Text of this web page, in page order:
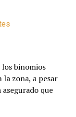
los binomios
la zona, a pesar
que